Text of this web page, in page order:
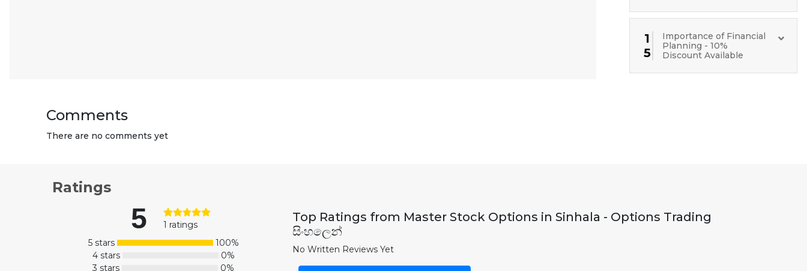
1
5
Importance of Financial
Planning - 10%
Discount Available
Comments
There are no comments yet
Ratings
5
1 ratings
5 stars
100%
4 stars
0%
3 stars
0%
Top Ratings from Master Stock Options in Sinhala - Options Trading
සිංහලෙන්
No Written Reviews Yet